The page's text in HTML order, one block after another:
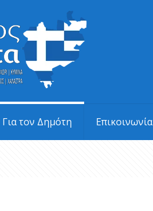
Για τον Δημότη Επικοινωνία